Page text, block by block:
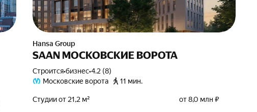
Hansa Group
SAAN МОСКОВСКИЕ ВОРОТА
Строится•бизнес•4.2 (8)
Московские ворота
11 мин.
Студии от 21,2 м² от 8,0 млн ₽